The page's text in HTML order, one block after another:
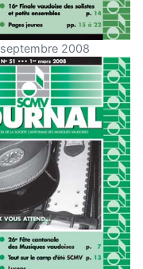
septembre 2008